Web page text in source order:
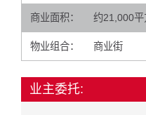
商业面积： 约21,000平
物业组合： 商业街
业主委托: